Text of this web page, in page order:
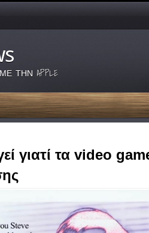
ΤΗΝ APPLE
γιατί τα video